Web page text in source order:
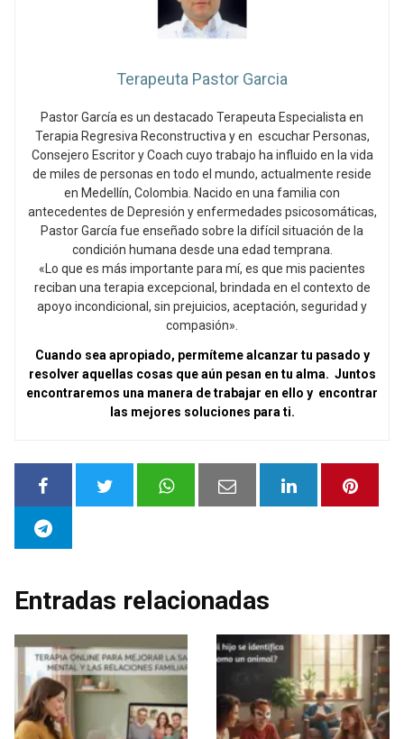
Terapeuta Pastor Garcia
Pastor García es un destacado Terapeuta Especialista en
Terapia Regresiva Reconstructiva y en escuchar Personas,
Consejero Escritor y Coach cuyo trabajo ha influido en la vida
de miles de personas en todo el mundo, actualmente reside
en Medellín, Colombia. Nacido en una familia con
antecedentes de Depresión y enfermedades psicosomáticas,
Pastor García fue enseñado sobre la difícil situación de la
condición humana desde una edad temprana.
«Lo que es más importante para mí, es que mis pacientes
reciban una terapia excepcional, brindada en el contexto de
apoyo incondicional, sin prejuicios, aceptación, seguridad y
compasión».
Cuando sea apropiado, permíteme alcanzar tu pasado y
resolver aquellas cosas que aún pesan en tu alma. Juntos
encontraremos una manera de trabajar en ello y encontrar
las mejores soluciones para ti.
Entradas relacionadas